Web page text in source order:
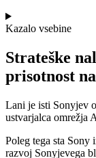
Kazalo vsebine
Strateške
prisotnost
Lani je isti Sonyjev
ustvarjalca omrežja
Poleg tega sta Sony
razvoj Sonyjevega